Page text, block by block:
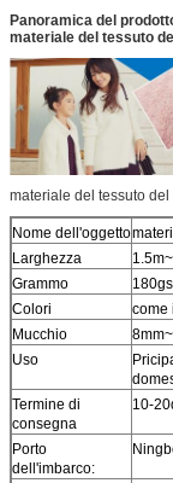
Panoramica del
materiale del tessuto
materiale del tessuto
Nome dell'oggetto
Larghezza
Grammo
Colori
come
Mucchio
Uso
Termine di
consegna
10-
Porto
dell'imbarco: